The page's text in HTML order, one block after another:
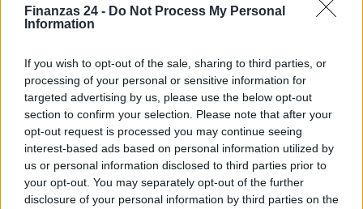
Finanzas 24 - Do Not Process My Personal
Information
If you wish to opt-out of the sale, sharing to third parties, or
processing of your personal or sensitive information for
targeted advertising by us, please use the below opt-out
section to confirm your selection. Please note that after your
opt-out request is processed you may continue seeing
interest-based ads based on personal information utilized by
us or personal information disclosed to third parties prior to
your opt-out. You may separately opt-out of the further
disclosure of your personal information by third parties on the
Criptomonedas: Guía completa para entender su
funcionamiento y valor en 2026
Diego Martín · 9 Ago 2026
CRIPTOMONEDAS